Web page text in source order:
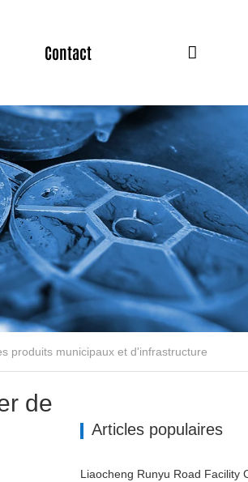
Contact
produits municipaux et d'infrastructure
de
Articles populaires